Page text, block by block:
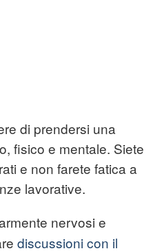
di prendersi una
fisico e mentale. Siete
e non farete fatica a
lavorative.
nervosi e
discussioni con il